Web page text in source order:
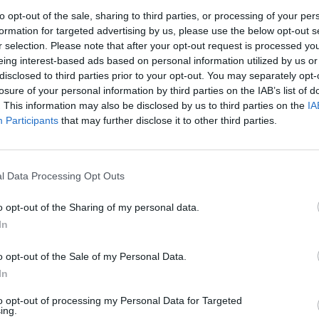
opt-out of the sale, sharing to third parties, or processing of your
for targeted advertising by us, please use the below opt-out
selection. Please note that after your opt-out request is processed
interest-based ads based on personal information utilized by us
to third parties prior to your opt-out. You may separately
of your personal information by third parties on the IAB’s list of
This information may also be disclosed by us to third parties on the
Participants that may further disclose it to other third parties.
Data Processing Opt Outs
opt-out of the Sharing of my personal data.
opt-out of the Sale of my Personal Data.
opt-out of processing my Personal Data for Targeted
EN TELEVISIÓN EN ESPAÑA
los datos estadísticos de cuándo y dónde se televisan los partidos de Fútboldel
, podemos dar los siguientes datos:
69,9%
ÚLTIMO PARTIDO EN ABIERTO
Peña Deportiva - Arenas de Armilla
45
0